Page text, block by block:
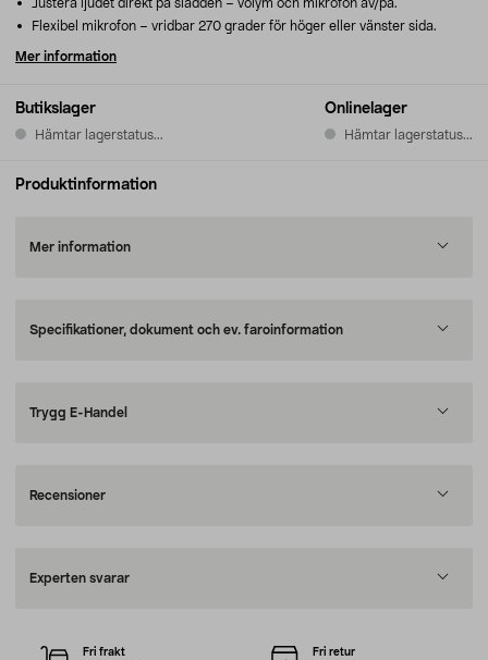
Butikslager
Hämtar lagerstatus...
Onlinelager
Hämtar lagerstatus...
Justera ljudet direkt på sladden – volym och mikrofon av/på.
Flexibel mikrofon – vridbar 270 grader för höger eller vänster sida.
Mer information
Produktinformation
Mer information
Specifikationer, dokument och ev. faroinformation
Trygg E-Handel
Recensioner
Experten svarar
Fri frakt Fri retur